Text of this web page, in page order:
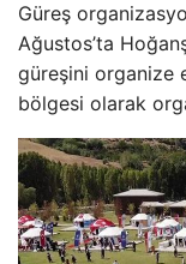
Güreş
Ağustos’ta
güreşini organize
bölgesi olarak